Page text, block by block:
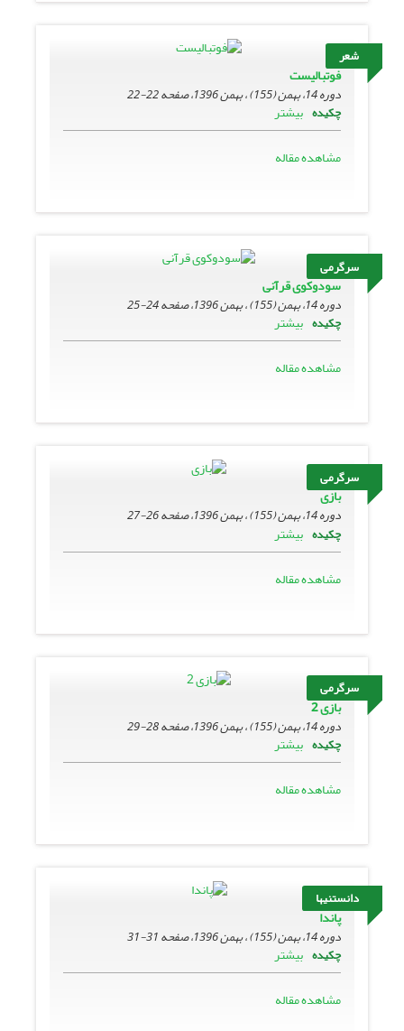
شعر
فوتبالیست
دوره 14، بهمن (155) ، بهمن 1396، صفحه
22-22
چکیده بیشتر
مشاهده مقاله
سرگرمی
سودوکوی قرآنی
دوره 14، بهمن (155) ، بهمن 1396، صفحه
24-25
چکیده بیشتر
مشاهده مقاله
سرگرمی
بازی
دوره 14، بهمن (155) ، بهمن 1396، صفحه
26-27
چکیده بیشتر
مشاهده مقاله
سرگرمی
بازی 2
دوره 14، بهمن (155) ، بهمن 1396، صفحه
28-29
چکیده بیشتر
مشاهده مقاله
دانستنیها
پاندا
دوره 14، بهمن (155) ، بهمن 1396، صفحه
31-31
چکیده بیشتر
مشاهده مقاله